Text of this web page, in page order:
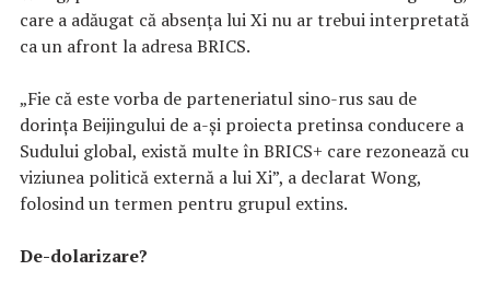
care a adăugat că absența lui Xi nu ar trebui interpretată
ca un afront la adresa BRICS.
„Fie că este vorba de parteneriatul sino-rus sau de
dorința Beijingului de a-și proiecta pretinsa conducere a
Sudului global, există multe în BRICS+ care rezonează cu
viziunea politică externă a lui Xi”, a declarat Wong,
folosind un termen pentru grupul extins.
De-dolarizare?